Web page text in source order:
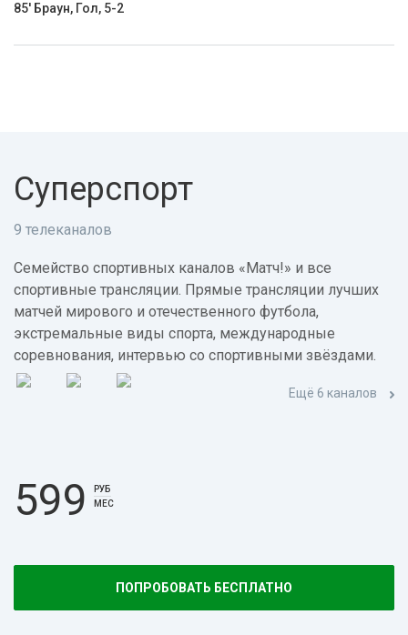
85' Браун, Гол, 5-2
Суперспорт
9 телеканалов
Семейство спортивных каналов «Матч!» и все
спортивные трансляции. Прямые трансляции лучших
матчей мирового и отечественного футбола,
экстремальные виды спорта, международные
соревнования, интервью со спортивными звёздами.
Ещё 6 каналов
599
РУБ
МЕС
ПОПРОБОВАТЬ БЕСПЛАТНО